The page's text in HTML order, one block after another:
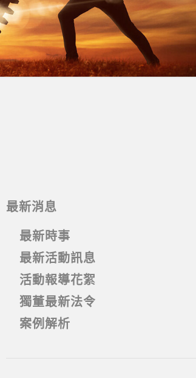
最新消息
最新時事
最新活動訊息
活動報導花絮
獨董最新法令
案例解析